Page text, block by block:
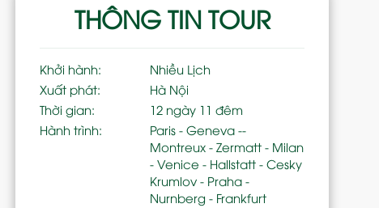
THÔNG TIN TOUR
Khởi hành:
Nhiều Lịch
Xuất phát:
Hà Nội
Thời gian:
12 ngày 11 đêm
Hành trình:
Paris - Geneva --
Montreux - Zermatt - Milan
- Venice - Hallstatt - Cesky
Krumlov - Praha -
Nurnberg - Frankfurt